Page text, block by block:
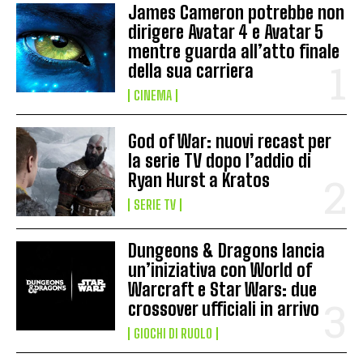
James Cameron potrebbe non
dirigere Avatar 4 e Avatar 5
mentre guarda all’atto finale
della sua carriera
CINEMA
God of War: nuovi recast per
la serie TV dopo l’addio di
Ryan Hurst a Kratos
SERIE TV
Dungeons & Dragons lancia
un’iniziativa con World of
Warcraft e Star Wars: due
crossover ufficiali in arrivo
GIOCHI DI RUOLO